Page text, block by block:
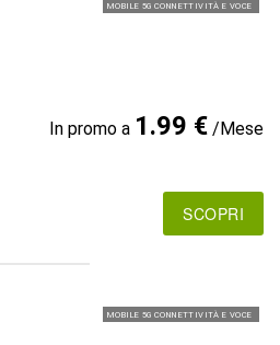
MOBILE 5G CONNETTIVITÀ E VOCE
In promo a 1.99 €/Mese
SCOPRI
MOBILE 5G CONNETTIVITÀ E VOCE